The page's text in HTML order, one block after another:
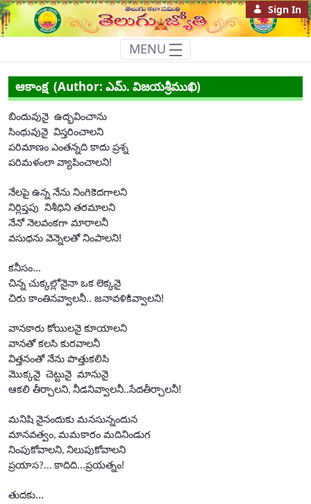
Sign In
MENU
ఆకాంక్ష
ఆకాంక్ష (Author: ఎమ్. విజయశ్రీముఖి)
బిందువునై ఉద్భవించాను
సింధువునై విస్తరించాలని
పరిమాణం ఎంతన్నది కాదు ప్రశ్న
పరిమళంలా వ్యాపించాలని!
నేలపై ఉన్న నేను నింగికెదగాలని
నిర్లిప్తపు నిశీధిని తరమాలని
నేనో నెలవంకగా మారాలనీ
వసుధను వెన్నెలతో నింపాలని!
కనీసం...
చిన్న చుక్కల్లోనైనా ఒక లెక్కనై
చిరు కాంతినవ్వాలనీ.. జనావళికివ్వాలని!
వానకారు కోయిలనై కూయాలని
వానతో కలసి కురవాలనీ
విత్తనంతో నేను పొత్తుకలిసి
మొక్కనై చెట్టునై మానునై
ఆకలి తీర్చాలని, నీడనివ్వాలనీ..సేదతీర్చాలనీ!
మనిషి నైనందుకు మనసున్నందున
మానవత్వం, మమకారం మదినిండుగ
నింపుకోవాలని, నిలుపుకోవాలని
ప్రయాస?... కాదిది...ప్రయత్నం!
తుదకు...